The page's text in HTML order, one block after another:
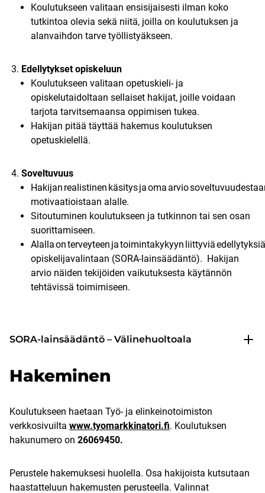
Koulutukseen valitaan ensisijaisesti ilman koko
tutkintoa olevia sekä niitä, joilla on koulutuksen ja
alanvaihdon tarve työllistyäkseen.
Edellytykset opiskeluun
Koulutukseen valitaan opetuskieli- ja
opiskelutaidoltaan sellaiset hakijat, joille voidaan
tarjota tarvitsemaansa oppimisen tukea.
Hakijan pitää täyttää hakemus koulutuksen
opetuskielellä.
Soveltuvuus​
Hakijan realistinen käsitys ja oma arvio
motivaatioistaan alalle.
Sitoutuminen koulutukseen ja tutkinnon tai sen osan
suorittamiseen.
Alalla on terveyteen ja toimintakykyyn liittyviä
opiskelijavalintaan (SORA-lainsäädäntö). Hakijan
arvio näiden tekijöiden vaikutuksesta käytännön
tehtävissä toimimiseen.
SORA-lainsäädäntö – Välinehuoltoala
Hakeminen
Koulutukseen haetaan Työ- ja elinkeinotoimiston
verkkosivuilta www.tyomarkkinatori.fi. Koulutuksen
hakunumero on 26069450.
Perustele hakemuksesi huolella. Osa hakijoista kutsutaan
haastatteluun hakemusten perusteella. Valinnat